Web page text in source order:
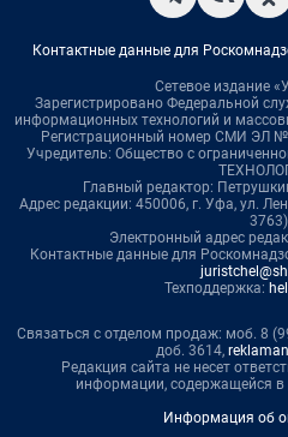
Контактные данные для
Сетевое издание
Зарегистрировано Федеральной
информационных технологий и
Регистрационный номер СМИ ЭЛ №
Учредитель: Общество с
Главный редактор:
Адрес редакции: 450006, г. Уфа, ул.
3763)
Электронный адрес
Контактные данные для
Техподдержка:
Связаться с отделом продаж: моб. 8
доб. 3614,
Редакция сайта не несет
информации, содержащейся в
Информация об